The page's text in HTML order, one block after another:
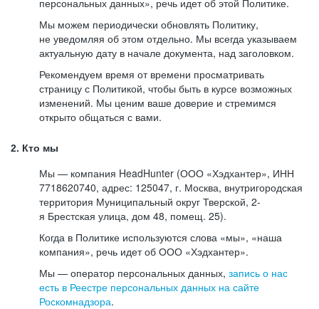
персональных данных», речь идет об этой Политике.
Мы можем периодически обновлять Политику,
не уведомляя об этом отдельно. Мы всегда указываем
актуальную дату в начале документа, над заголовком.
Рекомендуем время от времени просматривать
страницу с Политикой, чтобы быть в курсе возможных
изменений. Мы ценим ваше доверие и стремимся
открыто общаться с вами.
2. Кто мы
Мы — компания HeadHunter (ООО «Хэдхантер», ИНН
7718620740, адрес: 125047, г. Москва, внутригородская
территория Муниципальный округ Тверской, 2-
я Брестская улица, дом 48, помещ. 25).
Когда в Политике используются слова «мы», «наша
компания», речь идет об ООО «Хэдхантер».
Мы — оператор персональных данных, запись о нас
есть в Реестре персональных данных на сайте
Роскомнадзора.